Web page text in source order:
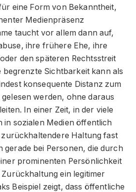
eine Form von Bekanntheit,
Medienpräsenz
taucht vor allem dann auf,
ihre frühere Ehe, ihre
den späteren Rechtsstreit
begrenzte Sichtbarkeit kann als
konsequente Distanz zum
werden, ohne daraus
In einer Zeit, in der viele
in sozialen Medien öffentlich
Haltung fast
gerade bei Personen, die durch
prominenten Persönlichkeit
ein legitimer
Beispiel zeigt, dass öffentliche